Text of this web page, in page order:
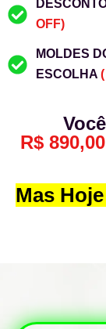
OFF)
MOLDES
ESCOLHA
R$ 890,00
Mas